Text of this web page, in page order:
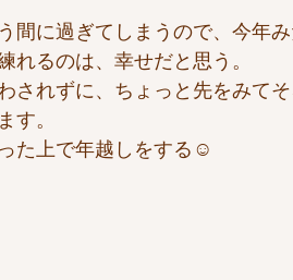
間に過ぎてしまうので、今年
れるのは、幸せだと思う。
されずに、ちょっと先をみて
す。
た上で年越しをする☺️